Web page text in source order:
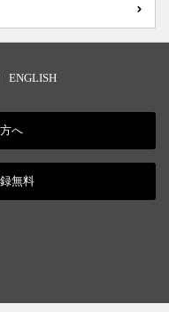
ENGLISH
へ
無料